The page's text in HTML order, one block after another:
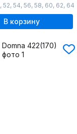
, 52, 54, 56, 58, 60, 62, 64
В корзину